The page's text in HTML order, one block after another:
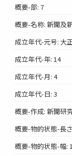
概要-部: 7
概要-名称: 新聞及
成立年代-元号: 大
成立年代-年: 14
成立年代-月: 4
成立年代-日: 3
概要-作成: 新聞研
概要-物的状態-長
概要-物的状態-幅: